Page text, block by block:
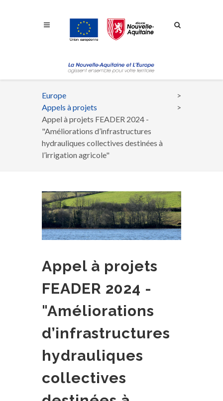
Fil
d'Ariane
Europe
Appels à projets
Appel à projets FEADER 2024 -
"Améliorations d’infrastructures
hydrauliques collectives destinées à
l’irrigation agricole"
Appel à projets
FEADER 2024 -
"Améliorations
d’infrastructures
hydrauliques
collectives